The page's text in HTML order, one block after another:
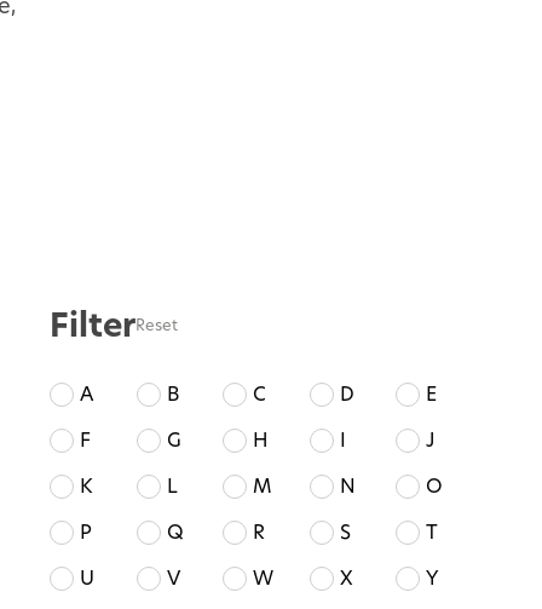
FilterReset
A B C D
E
F
G H I
J
K
L M N
O
P
Q R S
T
U
V W X
Y